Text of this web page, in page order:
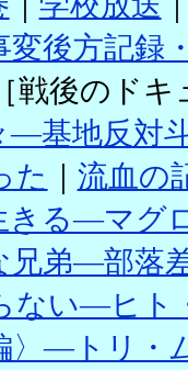
変後方記録
戦後のド
―基地反対
た
流血の
きる―マグ
兄弟―部落
ない―ヒト
〉―トリ・